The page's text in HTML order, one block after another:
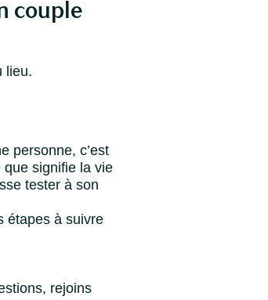
couple
lieu.
personne, c’est
signifie la vie
tester à son
étapes à suivre
rejoins